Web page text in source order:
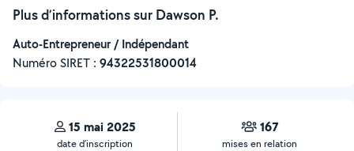
Plus d’informations sur Dawson P.
Auto-Entrepreneur / Indépendant
Numéro SIRET : ‍94322531800014
15 mai 2025
date d’inscription
167
mises en relation